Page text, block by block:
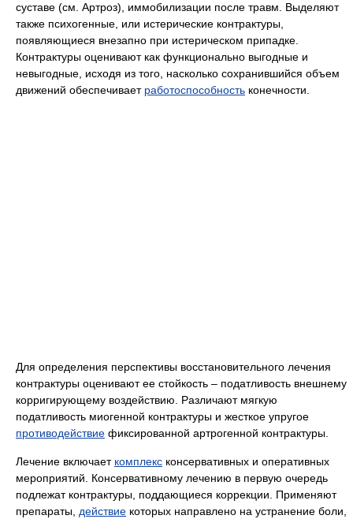
суставе (см. Артроз), иммобилизации после травм. Выделяют
также психогенные, или истерические контрактуры,
появляющиеся внезапно при истерическом припадке.
Контрактуры оценивают как функционально выгодные и
невыгодные, исходя из того, насколько сохранившийся объем
движений обеспечивает работоспособность конечности.
Для определения перспективы восстановительного лечения
контрактуры оценивают ее стойкость – податливость внешнему
корригирующему воздействию. Различают мягкую
податливость миогенной контрактуры и жесткое упругое
противодействие фиксированной артрогенной контрактуры.
Лечение включает комплекс консервативных и оперативных
мероприятий. Консервативному лечению в первую очередь
подлежат контрактуры, поддающиеся коррекции. Применяют
препараты, действие которых направлено на устранение боли,